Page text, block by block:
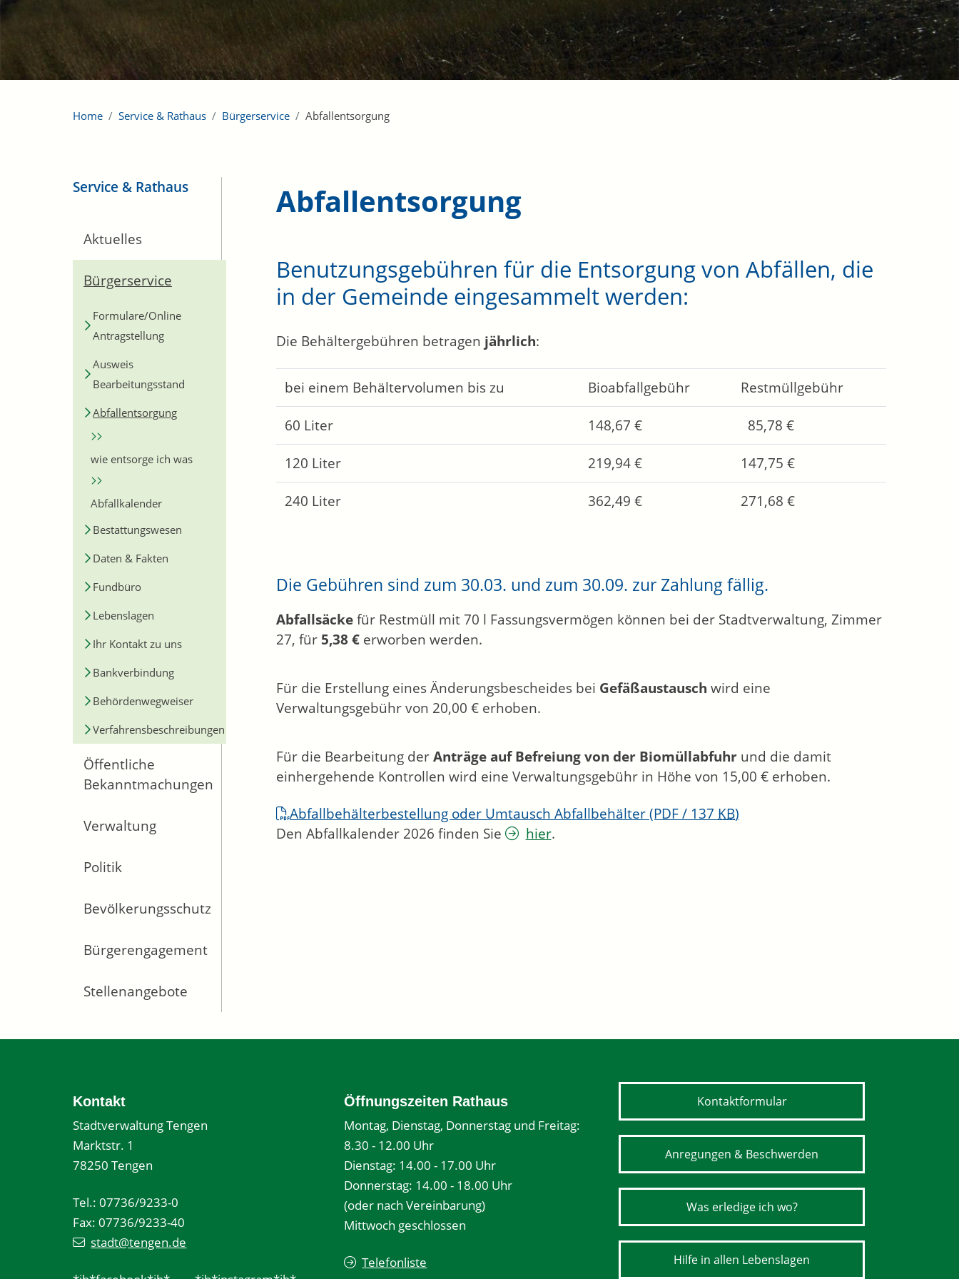
Home Service & Rathaus Bürgerservice Abfallentsorgung
Service & Rathaus
Aktuelles
Bürgerservice
Formulare/Online
Antragstellung
Ausweis
Bearbeitungsstand
Abfallentsorgung
wie entsorge ich was
Abfallkalender
Bestattungswesen
Daten & Fakten
Fundbüro
Lebenslagen
Ihr Kontakt zu uns
Bankverbindung
Behördenwegweiser
Verfahrensbeschreibungen
Öffentliche
Bekanntmachungen
Verwaltung
Politik
Bevölkerungsschutz
Bürgerengagement
Stellenangebote
Abfallentsorgung
Benutzungsgebühren für die Entsorgung von Abfällen, die
in der Gemeinde eingesammelt werden:
Die Behältergebühren betragen jährlich:
bei einem Behältervolumen bis zu Bioabfallgebühr Restmüllgebühr
60 Liter 148,67 € 85,78 €
120 Liter 219,94 € 147,75 €
240 Liter 362,49 € 271,68 €
Die Gebühren sind zum 30.03. und zum 30.09. zur Zahlung fällig.
Abfallsäckefür Restmüll mit 70 l Fassungsvermögen können bei der Stadtverwaltung, Zimmer
27, für 5,38 € erworben werden.
Für die Erstellung eines Änderungsbescheides bei Gefäßaustausch wird eine
Verwaltungsgebühr von 20,00 € erhoben.
Für die Bearbeitung derAnträge auf Befreiung von der Biomüllabfuhr und die damit
einhergehende Kontrollen wird eine Verwaltungsgebühr in Höhe von 15,00 € erhoben.
Abfallbehälterbestellung oder Umtausch Abfallbehälter(PDF / 137 KB)
Den Abfallkalender 2026 finden Sie
hier.
Kontakt
Stadtverwaltung Tengen
Marktstr. 1
78250 Tengen
Tel.: 07736/9233-0
Fax: 07736/9233-40
stadt@tengen.de
Öffnungszeiten Rathaus
Montag, Dienstag, Donnerstag und Freitag:
8.30 - 12.00 Uhr
Dienstag: 14.00 - 17.00 Uhr
Donnerstag: 14.00 - 18.00 Uhr
(oder nach Vereinbarung)
Mittwoch geschlossen
Telefonliste
Kontaktformular
Anregungen & Beschwerden
Was erledige ich wo?
Hilfe in allen Lebenslagen